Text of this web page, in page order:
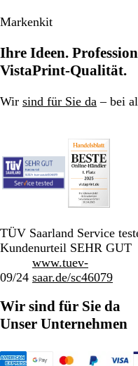
Markenkit
Ihre Ideen.
VistaPrint-Qualität.
Wir sind für Sie da – bei
TÜV Saarland Service
Kundenurteil SEHR GUT
09/24
www.tuev-
saar.de/sc46079
Wir sind für Sie da
Unser Unternehmen